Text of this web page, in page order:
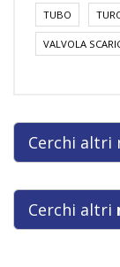
TUBO
VALVOLA
Cerchi altri
Cerchi altri